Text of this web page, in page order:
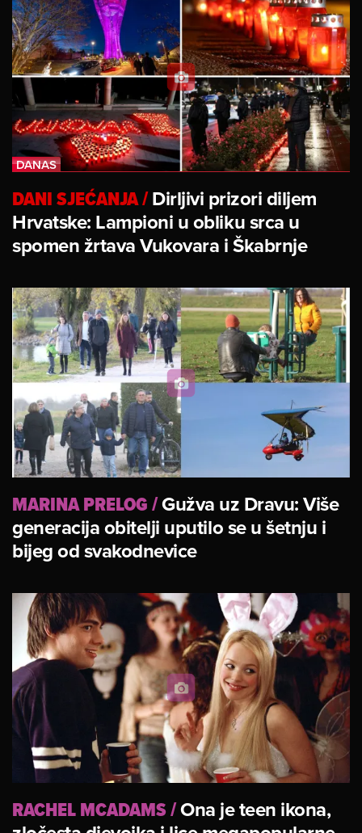
DANI SJEĆANJA/Dirljivi prizori diljem
Hrvatske: Lampioni u obliku srca u
spomen žrtava Vukovara i Škabrnje
MARINA PRELOG/Gužva uz Dravu: Više
generacija obitelji uputilo se u šetnju i
bijeg od svakodnevice
RACHEL MCADAMS/Ona je teen ikona,